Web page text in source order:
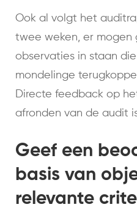
Ook al volgt het
twee weken, er mogen
observaties in staan
mondelinge
Directe feedback op
afronden van de audit
Geef een
basis van
relevante